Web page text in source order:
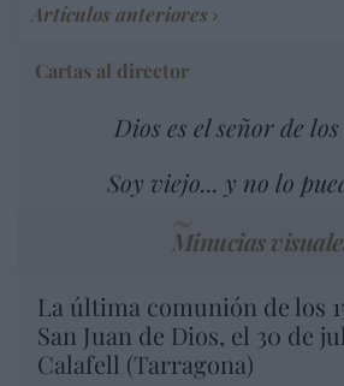
Artículos anteriores
Cartas al director
Dios es el señor de
Soy viejo... y no lo
Minucias
La última comunión de los
San Juan de Dios, el 30 de
Calafell (Tarragona)